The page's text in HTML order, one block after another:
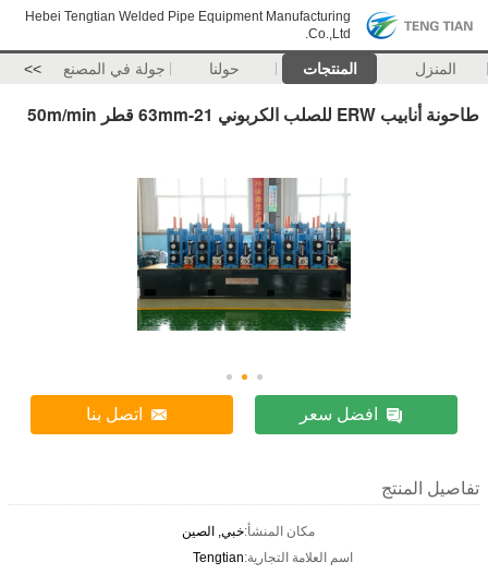
Hebei Tengtian Welded Pipe Equipment Manufacturing
Co.,Ltd.
المنزل المنتجات حولنا جولة في المصنع >>
طاحونة أنابيب ERW للصلب الكربوني 21-63mm قطر 50m/min
افضل سعر اتصل بنا
تفاصيل المنتج
مكان المنشأ:خبي, الصين
اسم العلامة التجارية:Tengtian